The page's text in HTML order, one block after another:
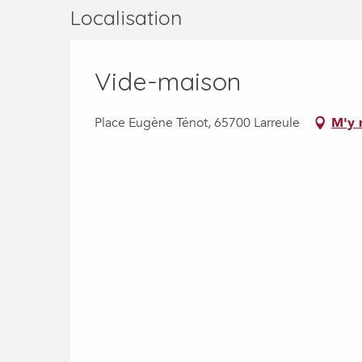
Localisation
Vide-maison
Place Eugène Ténot, 65700 Larreule M'y